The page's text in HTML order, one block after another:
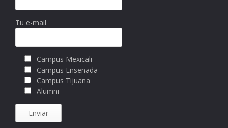
Tu e-mail
Campus Mexicali
Campus Ensenada
Campus Tijuana
Alumni